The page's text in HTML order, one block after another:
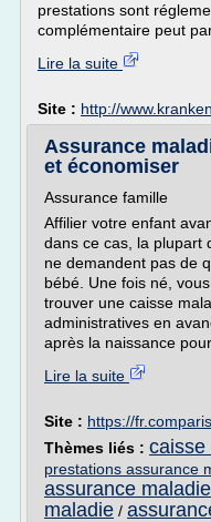
prestations sont
complémentaire peut par
Lire la suite
Site : http://
Assurance
et économiser
Assurance famille
Affilier votre enfant
dans ce cas, la plupart
ne demandent pas de
bébé. Une fois né,
trouver une caisse
administratives en
après la naissance
Lire la suite
Site : https://
Thèmes liés : caisse
prestations assurance
assurance maladie
maladie /